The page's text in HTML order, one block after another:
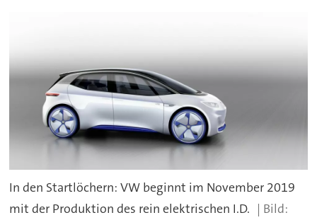
In den Startlöchern: VW beginnt im November 2019
mit der Produktion des rein elektrischen I.D.